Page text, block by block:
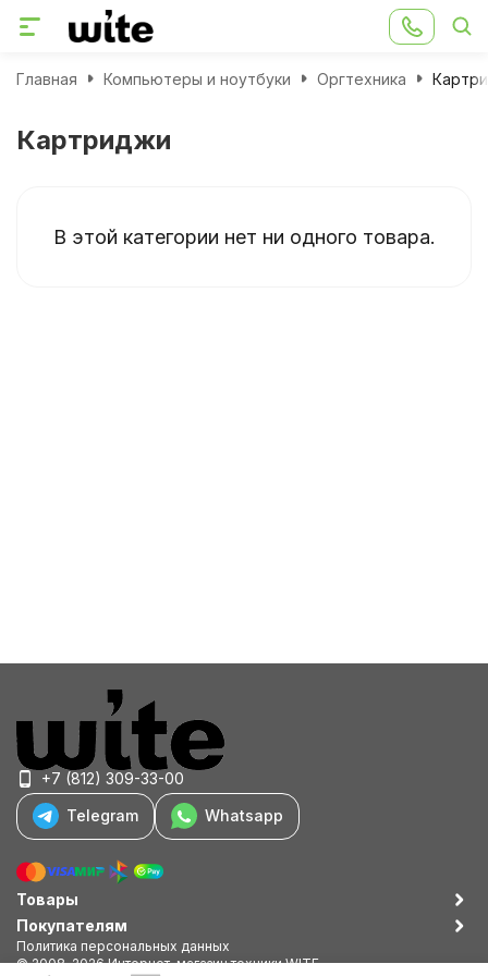
Главная Компьютеры и ноутбуки Оргтехника
Картриджи
В этой категории нет ни одного товара.
+7 (812) 309-33-00
Telegram
Whatsapp
Товары
Покупателям
Политика персональных данных
© 2008-2026 Интернет-магазин техники WITE